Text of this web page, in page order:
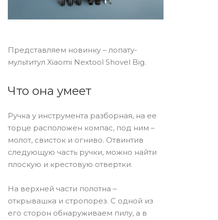
Представляем новинку – лопату-
мультитул Xiaomi Nextool Shovel Big.
Что она умеет
Ручка у инструмента разборная, на ее
торце расположен компас, под ним –
молот, свисток и огниво. Отвинтив
следующую часть ручки, можно найти
плоскую и крестовую отвертки.
На верхней части полотна –
открывашка и стропорез. С одной из
его сторон обнаруживаем пилу, а в